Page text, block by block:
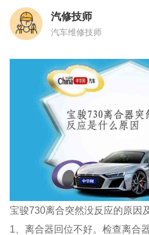
汽修技师
汽车维修技师
宝骏730离合突然没反应的原因
1、离合器回位不好。检查离合